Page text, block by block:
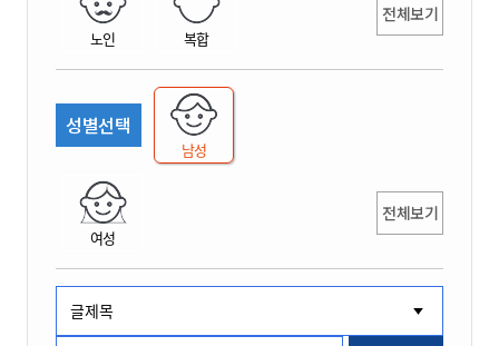
노인 복합
전체보기
성별선택
남성
여성
전체보기